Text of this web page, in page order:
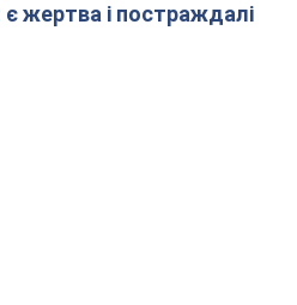
є жертва і постраждалі